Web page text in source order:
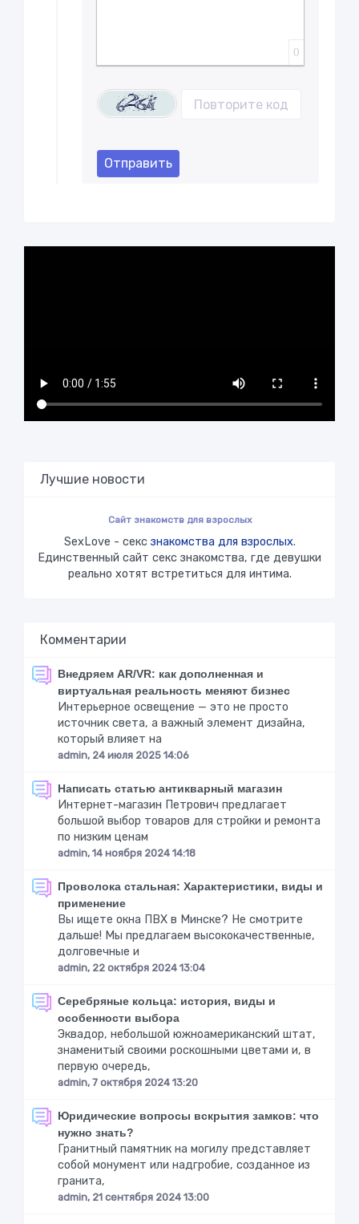
0
Отправить
Лучшие новости
Сайт знакомств для взрослых
SexLove - секс знакомства для взрослых.
Единственный сайт секс знакомства, где девушки
реально хотят встретиться для интима.
Комментарии
Внедряем AR/VR: как дополненная и
виртуальная реальность меняют бизнес
Интерьерное освещение — это не просто
источник света, а важный элемент дизайна,
который влияет на
admin, 24 июля 2025 14:06
Написать статью антикварный магазин
Интернет-магазин Петрович предлагает
большой выбор товаров для стройки и ремонта
по низким ценам
admin, 14 ноября 2024 14:18
Проволока стальная: Характеристики, виды и
применение
Вы ищете окна ПВХ в Минске? Не смотрите
дальше! Мы предлагаем высококачественные,
долговечные и
admin, 22 октября 2024 13:04
Серебряные кольца: история, виды и
особенности выбора
Эквадор, небольшой южноамериканский штат,
знаменитый своими роскошными цветами и, в
первую очередь,
admin, 7 октября 2024 13:20
Юридические вопросы вскрытия замков: что
нужно знать?
Гранитный памятник на могилу представляет
собой монумент или надгробие, созданное из
гранита,
admin, 21 сентября 2024 13:00